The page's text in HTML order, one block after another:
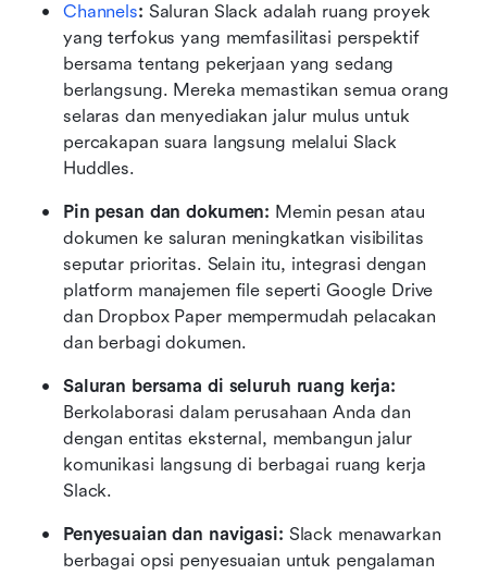
Channels: Saluran Slack adalah ruang proyek
yang terfokus yang memfasilitasi perspektif
bersama tentang pekerjaan yang sedang
berlangsung. Mereka memastikan semua orang
selaras dan menyediakan jalur mulus untuk
percakapan suara langsung melalui Slack
Huddles.
Pin pesan dan dokumen: Memin pesan atau
dokumen ke saluran meningkatkan visibilitas
seputar prioritas. Selain itu, integrasi dengan
platform manajemen file seperti Google Drive
dan Dropbox Paper mempermudah pelacakan
dan berbagi dokumen.
Saluran bersama di seluruh ruang kerja:
Berkolaborasi dalam perusahaan Anda dan
dengan entitas eksternal, membangun jalur
komunikasi langsung di berbagai ruang kerja
Slack.
Penyesuaian dan navigasi: Slack menawarkan
berbagai opsi penyesuaian untuk pengalaman